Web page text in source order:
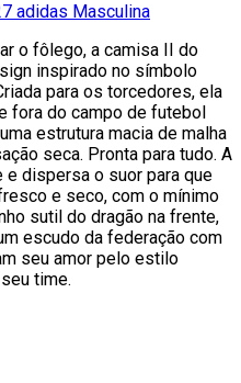
adidas Masculina
o fôlego, a camisa II do
inspirado no símbolo
para os torcedores, ela
fora do campo de futebol
estrutura macia de malha
seca. Pronta para tudo. A
dispersa o suor para que
e seco, com o mínimo
sutil do dragão na frente,
escudo da federação com
seu amor pelo estilo
time.